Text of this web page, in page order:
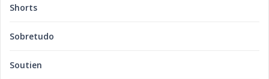
Shorts
Sobretudo
Soutien